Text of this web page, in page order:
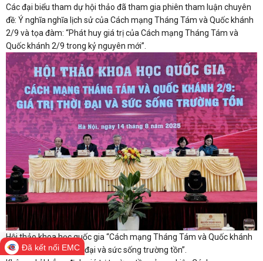
Các đại biểu tham dự hội thảo đã tham gia phiên tham luận chuyên
đề: Ý nghĩa nghĩa lịch sử của Cách mạng Tháng Tám và Quốc khánh
2/9 và tọa đàm: “Phát huy giá trị của Cách mạng Tháng Tám và
Quốc khánh 2/9 trong kỷ nguyên mới”.
Hội thảo khoa học quốc gia “Cách mạng Tháng Tám và Quốc khánh
mùng 2/9: Giá trị thời đại và sức sống trường tồn”.
Đã kết nối EMC